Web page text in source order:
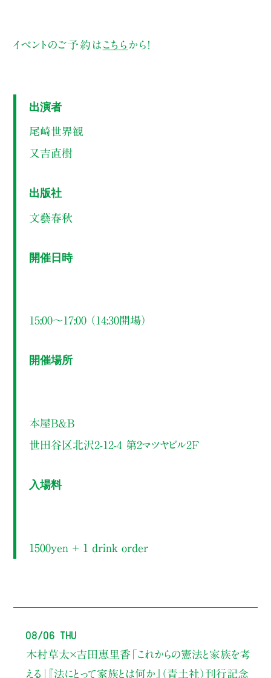
イベントのご予約は こちら から！
出演者
尾崎世界観
又吉直樹
出版社
文藝春秋
開催日時
15:00～17:00 （14:30開場）
開催場所
本屋B&B
世田谷区北沢2-12-4 第2マツヤビル2F
入場料
1500yen ＋ 1 drink order
08/06 Thu
木村草太×吉田恵里香 「これからの憲法と家族を考
える」
『法にとって家族とは何か』（青土社）刊行記念